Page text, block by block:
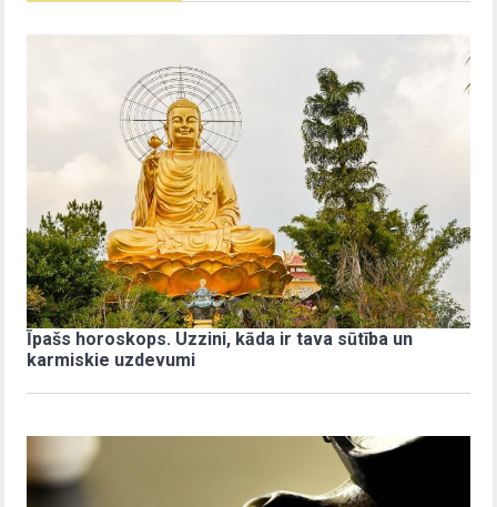
Īpašs horoskops. Uzzini, kāda ir tava sūtība un
karmiskie uzdevumi